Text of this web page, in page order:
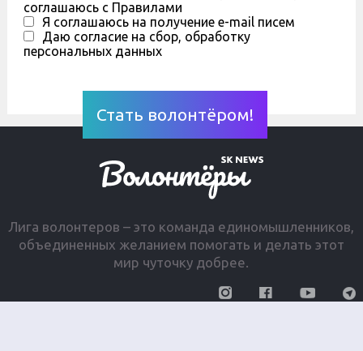
соглашаюсь с Правилами
Я соглашаюсь на получение e-mail писем
Даю согласие на сбор, обработку
персональных данных
Лига волонтеров – это команда единомышленников,
объединенных желанием помогать и делать этот
мир чуточку добрее.